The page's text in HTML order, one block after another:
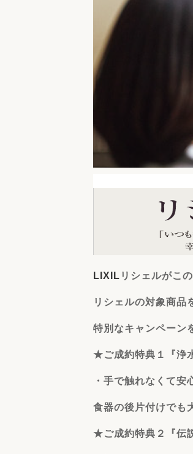
LIXIL リシェルがこ
リシェルの対象商品
特別なキャンペーン
★ご成約特典１『浄
・手で触れなくて安
食器の後片付けでも
★ご成約特典２『伝